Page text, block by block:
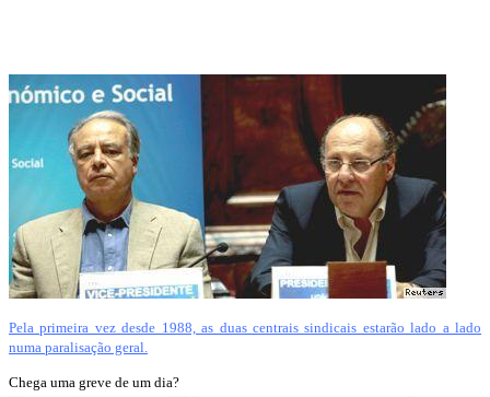
Pela primeira vez desde 1988, as duas centrais sindicais estarão lado a lado
numa paralisação geral.
Chega uma greve de um dia?